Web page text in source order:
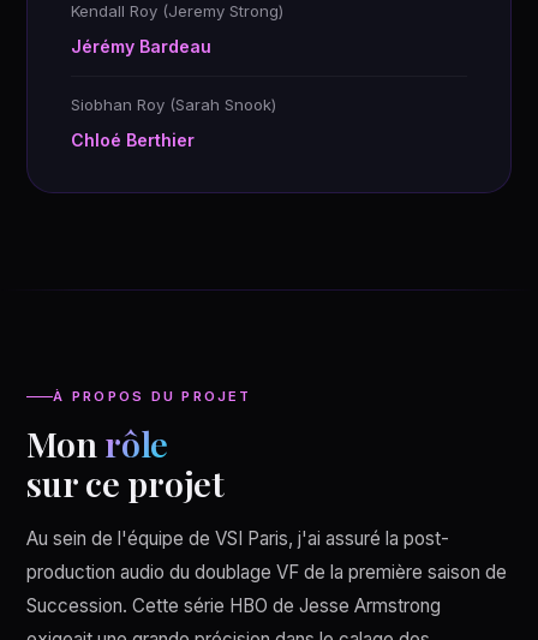
Kendall Roy (Jeremy Strong)
Jérémy Bardeau
Siobhan Roy (Sarah Snook)
Chloé Berthier
À PROPOS DU PROJET
Mon rôle
sur ce projet
Au sein de l'équipe de VSI Paris, j'ai assuré la post-
production audio du doublage VF de la première saison de
Succession. Cette série HBO de Jesse Armstrong